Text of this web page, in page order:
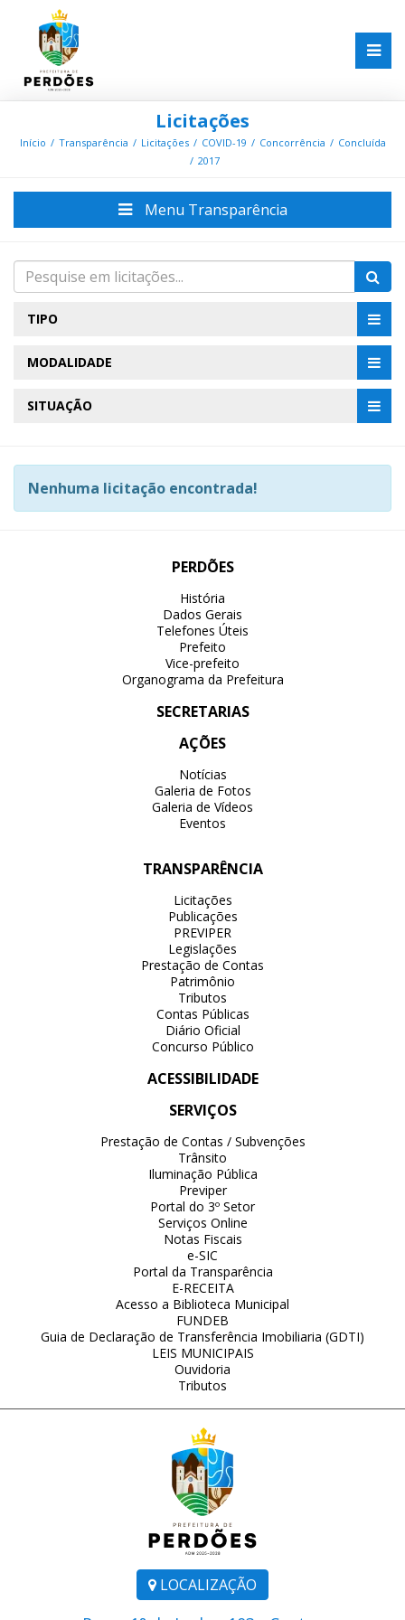
Licitações
Início Transparência Licitações COVID-19 Concorrência
Concluída
2017
Menu Transparência
TIPO
MODALIDADE
SITUAÇÃO
Nenhuma licitação encontrada!
LOCALIZAÇÃO
PERDÕES
História
Dados Gerais
Telefones Úteis
Prefeito
Vice-prefeito
Organograma da Prefeitura
SECRETARIAS
AÇÕES
Notícias
Galeria de Fotos
Galeria de Vídeos
Eventos
TRANSPARÊNCIA
Licitações
Publicações
PREVIPER
Legislações
Prestação de Contas
Patrimônio
Tributos
Contas Públicas
Diário Oficial
Concurso Público
ACESSIBILIDADE
SERVIÇOS
Prestação de Contas / Subvenções
Trânsito
Iluminação Pública
Previper
Portal do 3º Setor
Serviços Online
Notas Fiscais
e-SIC
Portal da Transparência
E-RECEITA
Acesso a Biblioteca Municipal
FUNDEB
Guia de Declaração de Transferência Imobiliaria (GDTI)
LEIS MUNICIPAIS
Ouvidoria
Tributos